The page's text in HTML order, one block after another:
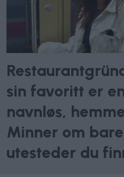
sin favoritt er
navnløs,
Minner om
utesteder du